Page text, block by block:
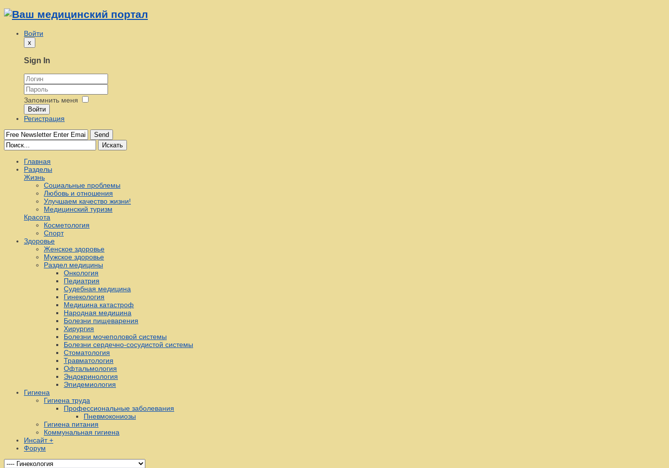
Войти
x
Sign In
Запомнить меня
Войти
Регистрация
Send
Искать
Главная
Разделы
Жизнь
Социальные проблемы
Любовь и отношения
Улучшаем качество жизни!
Медицинский туризм
Красота
Косметология
Спорт
Здоровье
Женское здоровье
Мужское здоровье
Раздел медицины
Онкология
Педиатрия
Судебная медицина
Гинекология
Медицина катастроф
Народная медицина
Болезни пищеварения
Хирургия
Болезни мочеполовой системы
Болезни сердечно-сосудистой системы
Стоматология
Травматология
Офтальмология
Эндокринология
Эпидемиология
Гигиена
Гигиена труда
Профессиональные заболевания
Пневмокониозы
Гигиена питания
Коммунальная гигиена
Инсайт +
Форум